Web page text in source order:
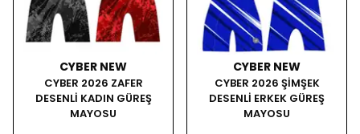
CYBER NEW
CYBER 2026 ZAFER
DESENLİ KADIN GÜREŞ
MAYOSU
CYBER NEW
CYBER 2026 ŞİMŞEK
DESENLİ ERKEK GÜREŞ
MAYOSU